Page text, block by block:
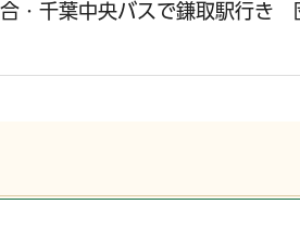
・千葉中央バスで鎌取駅行き